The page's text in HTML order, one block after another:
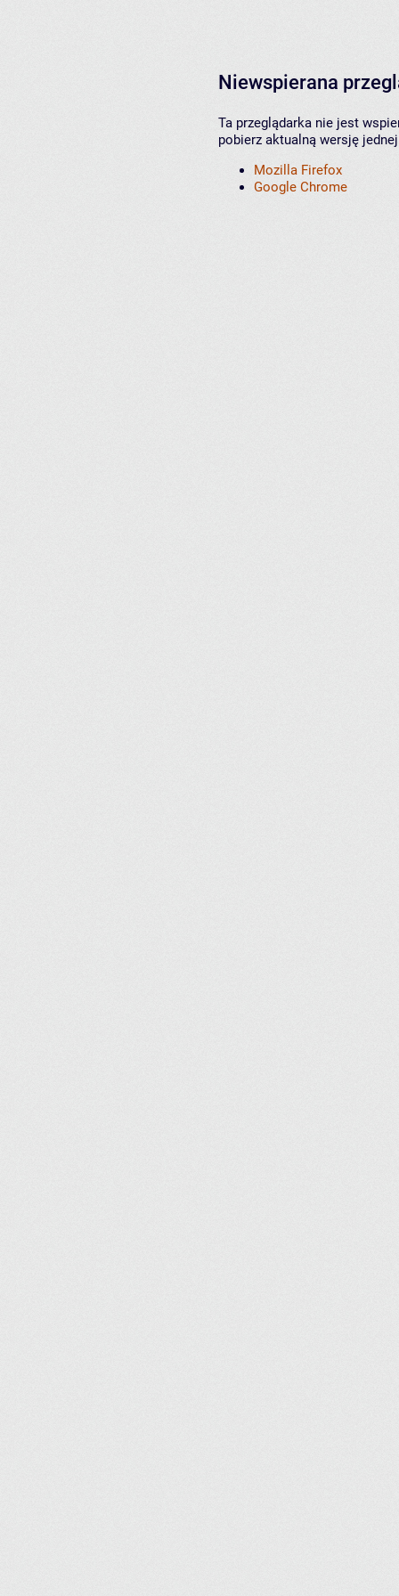
Niewspierana
Ta przeglądarka nie jest
pobierz aktualną wersję
Mozilla Firefox
Google Chrome